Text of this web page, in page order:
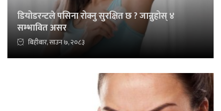
डियोडरन्टले पसिना रोक्नु सुरक्षित छ ? जान्नुहोस् ४
सम्भावित असर
बिहीबार, साउन ७, २०८३